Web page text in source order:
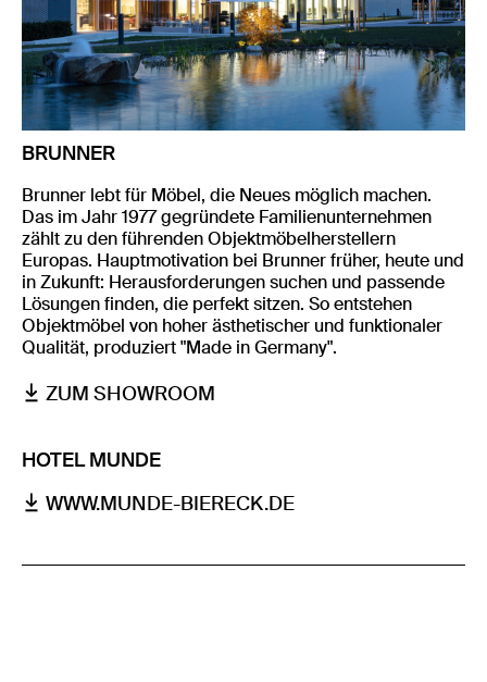
BRUNNER
Brunner lebt für Möbel, die Neues möglich machen.
Das im Jahr 1977 gegründete Familienunternehmen
zählt zu den führenden Objektmöbelherstellern
Europas. Hauptmotivation bei Brunner früher, heute und
in Zukunft: Herausforderungen suchen und passende
Lösungen finden, die perfekt sitzen. So entstehen
Objektmöbel von hoher ästhetischer und funktionaler
Qualität, produziert "Made in Germany".
ZUM SHOWROOM
HOTEL MUNDE
WWW.MUNDE-BIERECK.DE